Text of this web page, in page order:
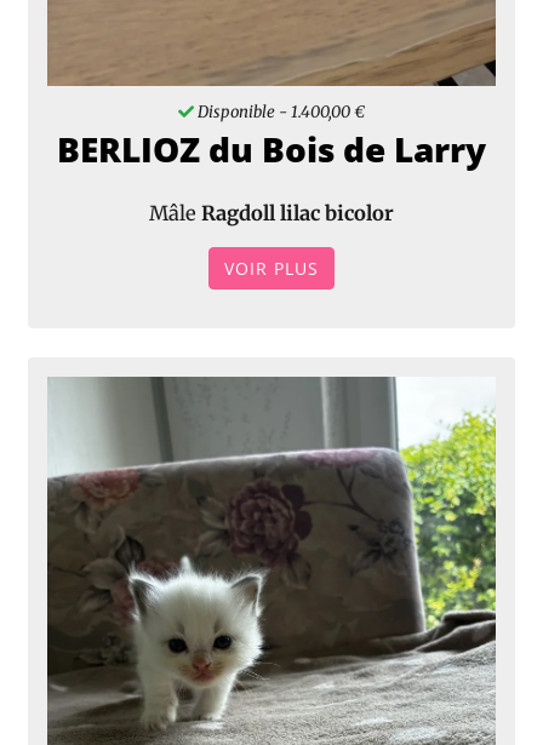
Disponible - 1.400,00 €
BERLIOZ du Bois de Larry
Mâle Ragdoll lilac bicolor
VOIR PLUS